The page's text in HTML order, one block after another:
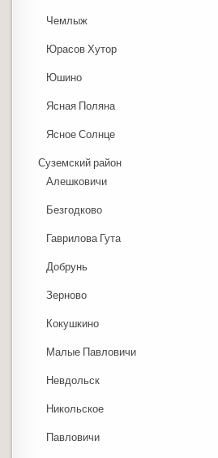
Чемлыж
Юрасов Хутор
Юшино
Ясная Поляна
Ясное Солнце
Суземский район
Алешковичи
Безгодково
Гаврилова Гута
Добрунь
Зерново
Кокушкино
Малые Павловичи
Невдольск
Никольское
Павловичи